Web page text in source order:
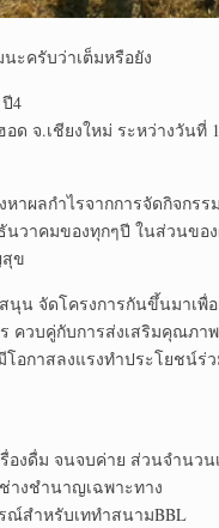
ะครับว่าเต็มหรือยัง
4
ด จ.เชียงใหม่ ระหว่างวันที่
าผลกำไรจากการจัดกิจกร
วาคมของทุกๆปี ในส่วนขอ
สุข
นุน จัดโครงการกันขึ้นมาเ
ควบคู่กับการส่งเสริมคุณภ
อกาสลงแรงทำประโยชน์ร่
องดื่ม จนจบค่าย ส่วนจำนว
างชำนาญเฉพาะทาง
ณ์สำหรับเททำสนามBBL